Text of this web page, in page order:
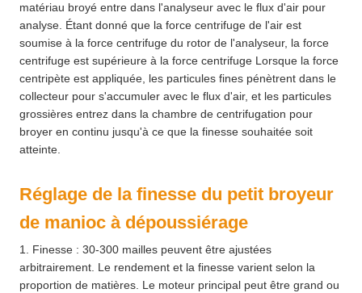
matériau broyé entre dans l'analyseur avec le flux d'air pour
analyse. Étant donné que la force centrifuge de l'air est
soumise à la force centrifuge du rotor de l'analyseur, la force
centrifuge est supérieure à la force centrifuge Lorsque la force
centripète est appliquée, les particules fines pénètrent dans le
collecteur pour s'accumuler avec le flux d'air, et les particules
grossières entrez dans la chambre de centrifugation pour
broyer en continu jusqu'à ce que la finesse souhaitée soit
atteinte.
Réglage de la finesse du petit broyeur
de manioc à dépoussiérage
1. Finesse : 30-300 mailles peuvent être ajustées
arbitrairement. Le rendement et la finesse varient selon la
proportion de matières. Le moteur principal peut être grand ou